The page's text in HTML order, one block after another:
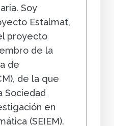
Soy
Estalmat,
proyecto
de la
de
de la que
Sociedad
en
(SEIEM).